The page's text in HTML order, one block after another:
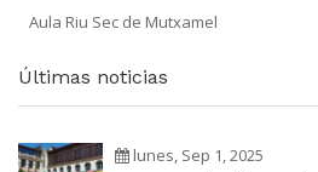
Aula Riu Sec de Mutxamel
Últimas noticias
lunes, Sep 1, 2025